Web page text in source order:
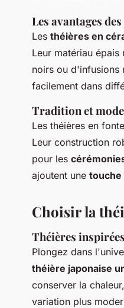
Les avantages
Les théières en
Leur matériau
noirs ou d'infusions
facilement dans
Tradition et
Les théières en
Leur construction
pour les
ajoutent une touche
Choisir la
Théières
Plongez dans
théière japonaise
conserver la
variation plus